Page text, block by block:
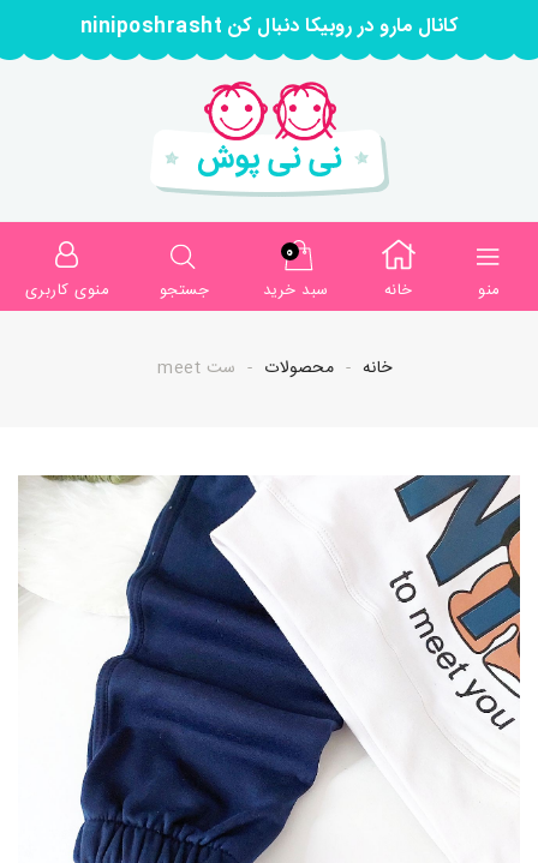
کانال مارو در روبیکا دنبال کن niniposhrasht
منو خانه
0
سبد خرید
جستجو منوی کاربری
خانه محصولات ست meet